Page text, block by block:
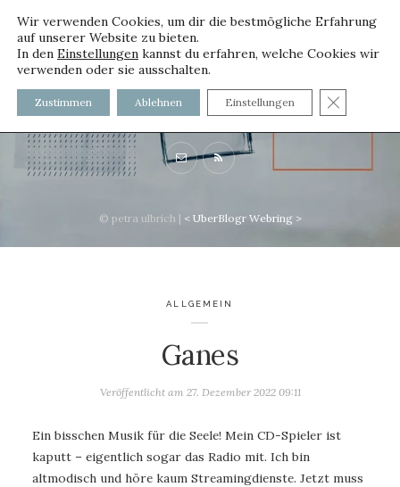
voller worte
mit und ohne Innenfutter
© petra ulbrich | < UberBlogr Webring >
ALLGEMEIN
Ganes
Veröffentlicht am 27. Dezember 2022 09:11
Ein bisschen Musik für die Seele! Mein CD-Spieler ist
kaputt – eigentlich sogar das Radio mit. Ich bin
altmodisch und höre kaum Streamingdienste. Jetzt muss
Wir verwenden Cookies, um dir die bestmögliche Erfahrung
auf unserer Website zu bieten.
In den Einstellungen kannst du erfahren, welche Cookies wir
verwenden oder sie ausschalten.
Zustimmen Ablehnen Einstellungen GDPR